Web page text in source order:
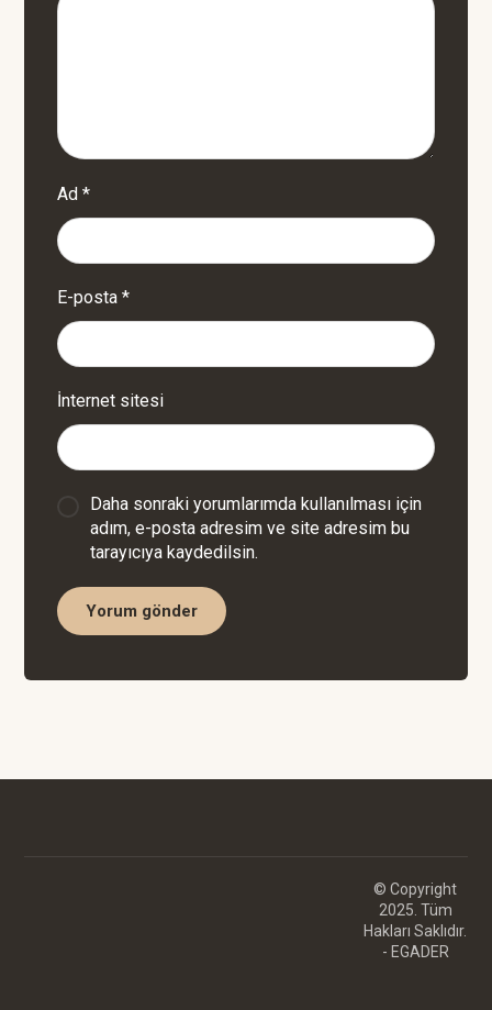
Ad*
E-posta*
İnternet sitesi
Daha sonraki yorumlarımda kullanılması için
adım, e-posta adresim ve site adresim bu
tarayıcıya kaydedilsin.
Yorum gönder
© Copyright
2025. Tüm
Hakları Saklıdır.
- EGADER